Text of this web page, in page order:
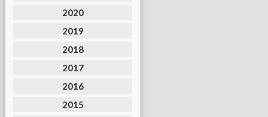
2020
2019
2018
2017
2016
2015